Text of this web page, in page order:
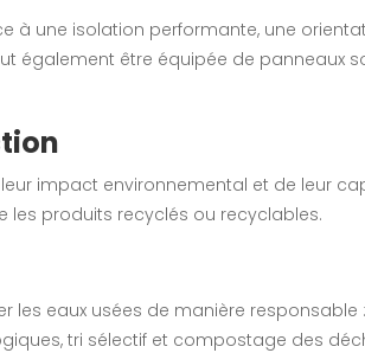
à une isolation performante, une
également être équipée de panneaux
impact environnemental et de leur
les produits recyclés ou recyclables.
eaux usées de manière responsable
tri sélectif et compostage des